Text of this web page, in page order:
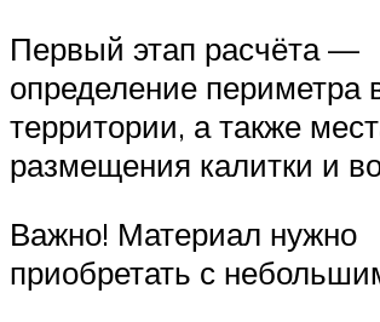
Первый этап расчёта —
определение периметра
территории, а также
размещения калитки и
Важно! Материал нужно
приобретать с